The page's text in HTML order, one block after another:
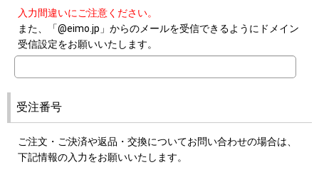
入力間違いにご注意ください。
また、「@eimo.jp」からのメールを受信できるようにドメイン
受信設定をお願いいたします。
受注番号
ご注文・ご決済や返品・交換についてお問い合わせの場合は、
下記情報の入力をお願いいたします。